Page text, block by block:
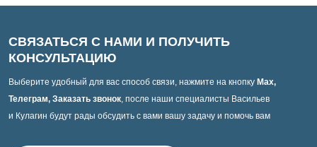
СВЯЗАТЬСЯ С НАМИ И ПОЛУЧИТЬ
КОНСУЛЬТАЦИЮ
Выберите удобный для вас способ связи, нажмите на кнопку Max,
Телеграм, Заказать звонок, после наши специалисты Васильев
и Кулагин будут рады обсудить с вами вашу задачу и помочь вам